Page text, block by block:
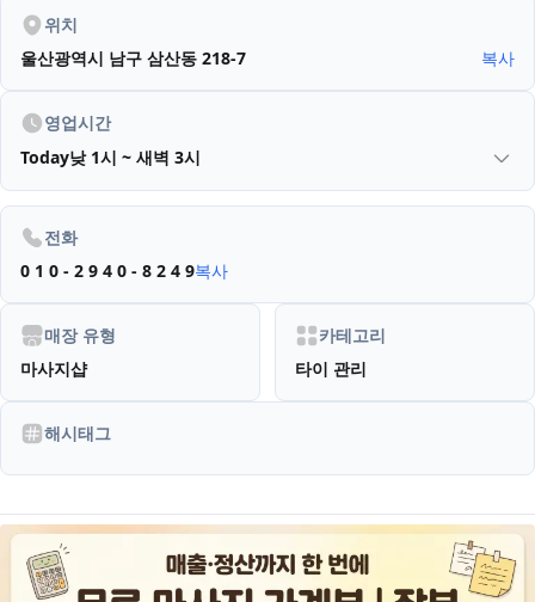
위치
울산광역시 남구 삼산동 218-7
복사
영업시간
Today낮 1시 ~ 새벽 3시
전화
0 1 0 - 2 9 4 0 - 8 2 4 9복사
매장 유형
마사지샵
카테고리
타이 관리
해시태그